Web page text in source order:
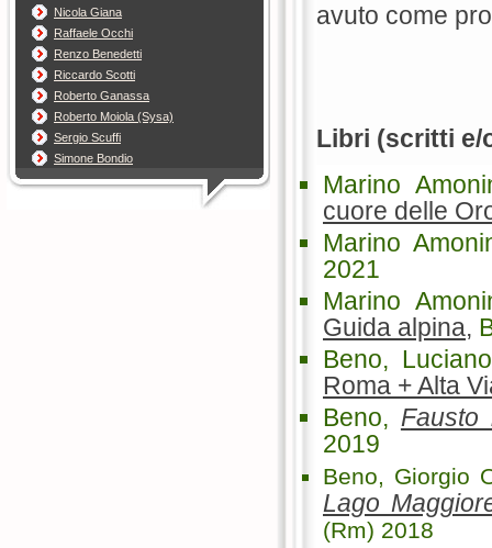
Nicola Giana
Raffaele Occhi
Renzo Benedetti
Riccardo Scotti
Roberto Ganassa
Roberto Moiola (Sysa)
Sergio Scuffi
Simone Bondio
avuto come
Libri (scritti e/
Marino
cuore delle
Marino
2021
Marino
Guida alpina,
Beno,
Roma + Alta
Beno, Fausto
2019
Beno, Giorgio
Lago
(Rm) 2018